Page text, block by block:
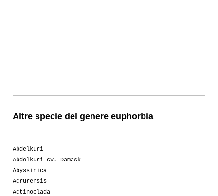
Altre specie del genere euphorbia
Abdelkuri
Abdelkuri cv. Damask
Abyssinica
Acrurensis
Actinoclada